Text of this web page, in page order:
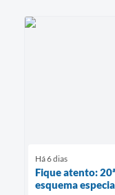
Há 6 dias
Fique atento:
esquema